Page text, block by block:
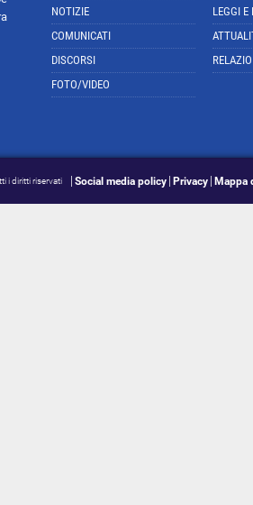
NOTIZIE
COMUNICATI
DISCORSI
FOTO/VIDEO
LEGGI E
i diritti riservati Social media policy Privacy Mappa